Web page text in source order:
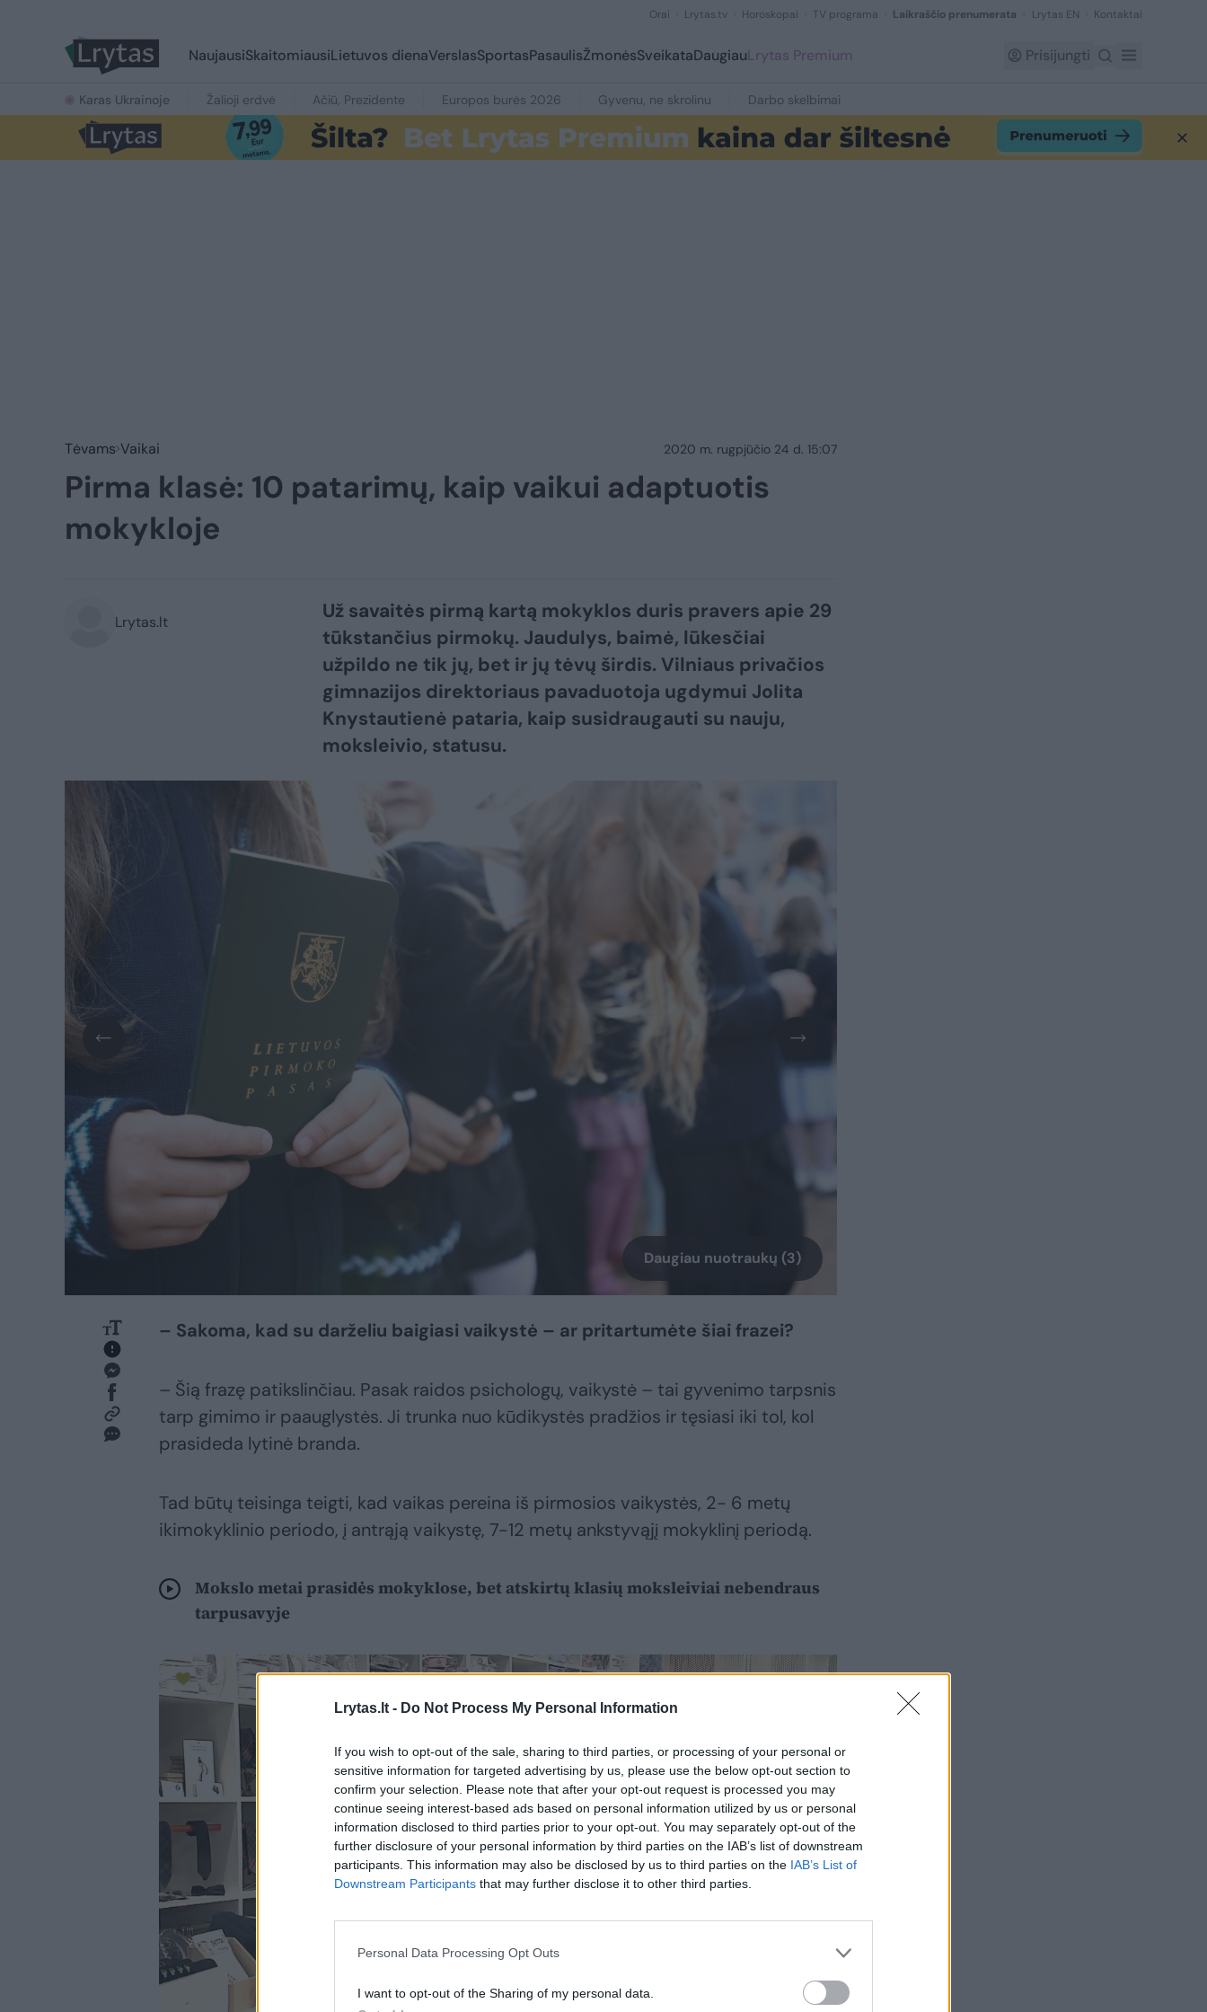
Lrytas.lt - Do Not Process My Personal Information
If you wish to opt-out of the sale, sharing to third parties, or processing of your personal or
sensitive information for targeted advertising by us, please use the below opt-out section to
confirm your selection. Please note that after your opt-out request is processed you may
continue seeing interest-based ads based on personal information utilized by us or personal
information disclosed to third parties prior to your opt-out. You may separately opt-out of the
further disclosure of your personal information by third parties on the IAB’s list of downstream
participants. This information may also be disclosed by us to third parties on the IAB’s List of
Downstream Participants that may further disclose it to other third parties.
Personal Data Processing Opt Outs
I want to opt-out of the Sharing of my personal data.
Orai Lrytas.tv Horoskopai TV programa Laikraščio prenumerata Lrytas EN Kontaktai
NaujausiSkaitomiausiLietuvos dienaVerslasSportasPasaulisŽmonėsSveikataDaugiauLrytas Premium Prisijungti
Karas Ukrainoje Žalioji erdvė Ačiū, Prezidente Europos burės 2026 Gyvenu, ne skrolinu Darbo skelbimai
Tėvams Vaikai 2020 m. rugpjūčio 24 d. 15:07
Pirma klasė: 10 patarimų, kaip vaikui adaptuotis
mokykloje
Lrytas.lt
Už savaitės pirmą kartą mokyklos duris pravers apie 29
tūkstančius pirmokų. Jaudulys, baimė, lūkesčiai
užpildo ne tik jų, bet ir jų tėvų širdis. Vilniaus privačios
gimnazijos direktoriaus pavaduotoja ugdymui Jolita
Knystautienė pataria, kaip susidraugauti su nauju,
moksleivio, statusu.
Daugiau nuotraukų (3)
– Sakoma, kad su darželiu baigiasi vaikystė – ar pritartumėte šiai frazei?
– Šią frazę patikslinčiau. Pasak raidos psichologų, vaikystė – tai gyvenimo tarpsnis
tarp gimimo ir paauglystės. Ji trunka nuo kūdikystės pradžios ir tęsiasi iki tol, kol
prasideda lytinė branda.
Tad būtų teisinga teigti, kad vaikas pereina iš pirmosios vaikystės, 2- 6 metų
ikimokyklinio periodo, į antrąją vaikystę, 7-12 metų ankstyvąjį mokyklinį periodą.
Mokslo metai prasidės mokyklose, bet atskirtų klasių moksleiviai nebendraus
tarpusavyje